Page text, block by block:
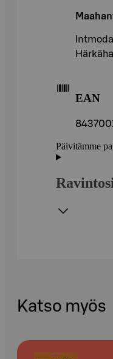
EAN
Päivitämme
Katso myös